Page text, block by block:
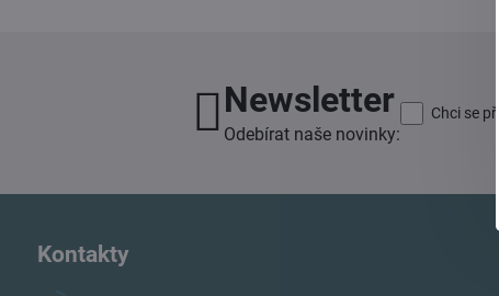
Newsletter
Odebírat naše novinky:
Chci se
Kontakty